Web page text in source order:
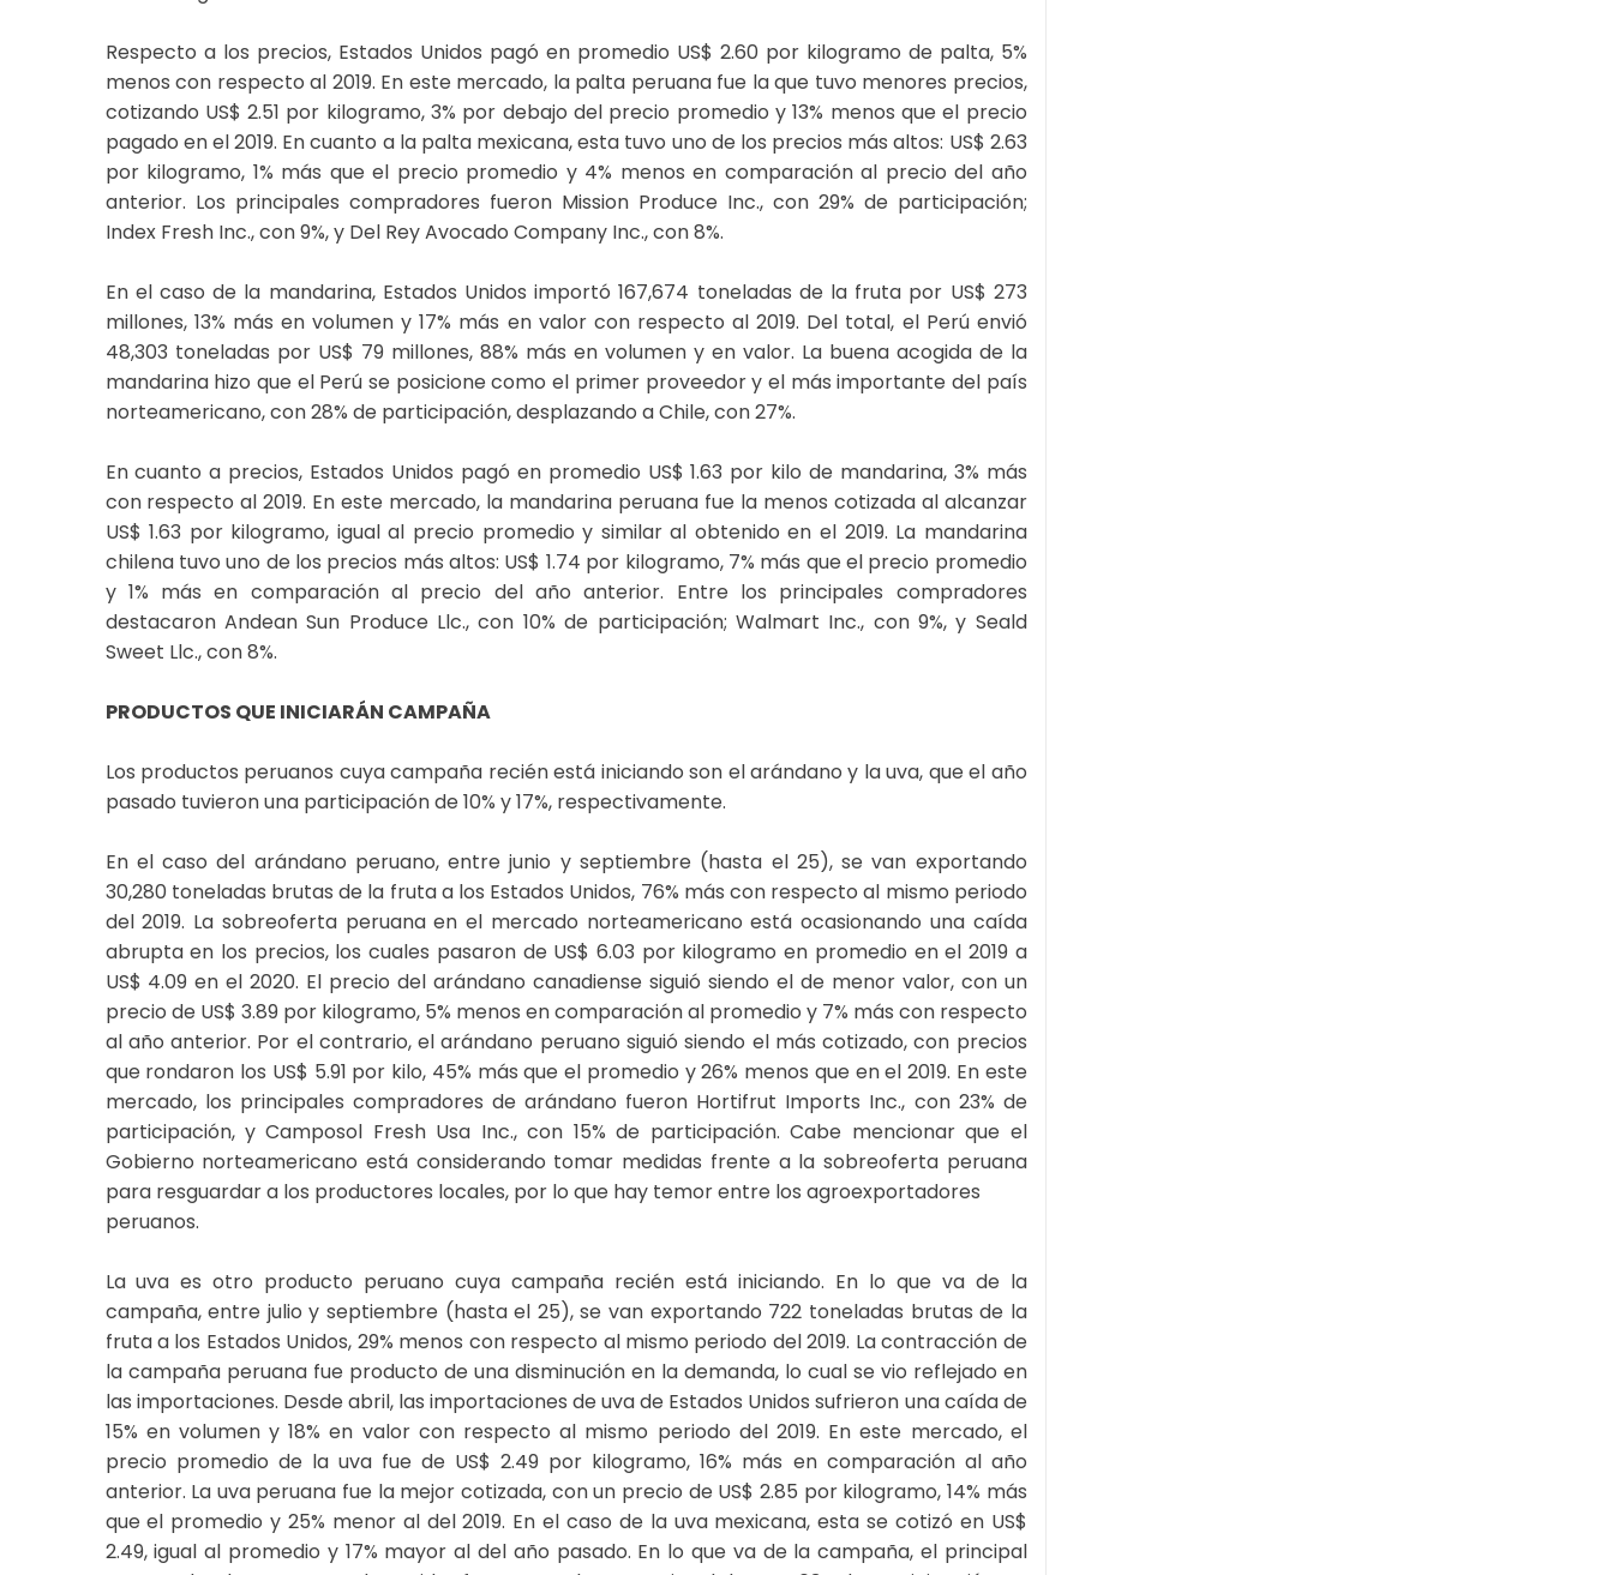
Respecto a los precios, Estados Unidos pagó en promedio US$ 2.60 por kilogramo de palta, 5%
menos con respecto al 2019. En este mercado, la palta peruana fue la que tuvo menores precios,
cotizando US$ 2.51 por kilogramo, 3% por debajo del precio promedio y 13% menos que el precio
pagado en el 2019. En cuanto a la palta mexicana, esta tuvo uno de los precios más altos: US$ 2.63
por kilogramo, 1% más que el precio promedio y 4% menos en comparación al precio del año
anterior. Los principales compradores fueron Mission Produce Inc., con 29% de participación;
Index Fresh Inc., con 9%, y Del Rey Avocado Company Inc., con 8%.
En el caso de la mandarina, Estados Unidos importó 167,674 toneladas de la fruta por US$ 273
millones, 13% más en volumen y 17% más en valor con respecto al 2019. Del total, el Perú envió
48,303 toneladas por US$ 79 millones, 88% más en volumen y en valor. La buena acogida de la
mandarina hizo que el Perú se posicione como el primer proveedor y el más importante del país
norteamericano, con 28% de participación, desplazando a Chile, con 27%.
En cuanto a precios, Estados Unidos pagó en promedio US$ 1.63 por kilo de mandarina, 3% más
con respecto al 2019. En este mercado, la mandarina peruana fue la menos cotizada al alcanzar
US$ 1.63 por kilogramo, igual al precio promedio y similar al obtenido en el 2019. La mandarina
chilena tuvo uno de los precios más altos: US$ 1.74 por kilogramo, 7% más que el precio promedio
y 1% más en comparación al precio del año anterior. Entre los principales compradores
destacaron Andean Sun Produce Llc., con 10% de participación; Walmart Inc., con 9%, y Seald
Sweet Llc., con 8%.
PRODUCTOS QUE INICIARÁN CAMPAÑA
Los productos peruanos cuya campaña recién está iniciando son el arándano y la uva, que el año
pasado tuvieron una participación de 10% y 17%, respectivamente.
En el caso del arándano peruano, entre junio y septiembre (hasta el 25), se van exportando
30,280 toneladas brutas de la fruta a los Estados Unidos, 76% más con respecto al mismo periodo
del 2019. La sobreoferta peruana en el mercado norteamericano está ocasionando una caída
abrupta en los precios, los cuales pasaron de US$ 6.03 por kilogramo en promedio en el 2019 a
US$ 4.09 en el 2020. El precio del arándano canadiense siguió siendo el de menor valor, con un
precio de US$ 3.89 por kilogramo, 5% menos en comparación al promedio y 7% más con respecto
al año anterior. Por el contrario, el arándano peruano siguió siendo el más cotizado, con precios
que rondaron los US$ 5.91 por kilo, 45% más que el promedio y 26% menos que en el 2019. En este
mercado, los principales compradores de arándano fueron Hortifrut Imports Inc., con 23% de
participación, y Camposol Fresh Usa Inc., con 15% de participación. Cabe mencionar que el
Gobierno norteamericano está considerando tomar medidas frente a la sobreoferta peruana
para resguardar a los productores locales, por lo que hay temor entre los agroexportadores
peruanos.
La uva es otro producto peruano cuya campaña recién está iniciando. En lo que va de la
campaña, entre julio y septiembre (hasta el 25), se van exportando 722 toneladas brutas de la
fruta a los Estados Unidos, 29% menos con respecto al mismo periodo del 2019. La contracción de
la campaña peruana fue producto de una disminución en la demanda, lo cual se vio reflejado en
las importaciones. Desde abril, las importaciones de uva de Estados Unidos sufrieron una caída de
15% en volumen y 18% en valor con respecto al mismo periodo del 2019. En este mercado, el
precio promedio de la uva fue de US$ 2.49 por kilogramo, 16% más en comparación al año
anterior. La uva peruana fue la mejor cotizada, con un precio de US$ 2.85 por kilogramo, 14% más
que el promedio y 25% menor al del 2019. En el caso de la uva mexicana, esta se cotizó en US$
2.49, igual al promedio y 17% mayor al del año pasado. En lo que va de la campaña, el principal